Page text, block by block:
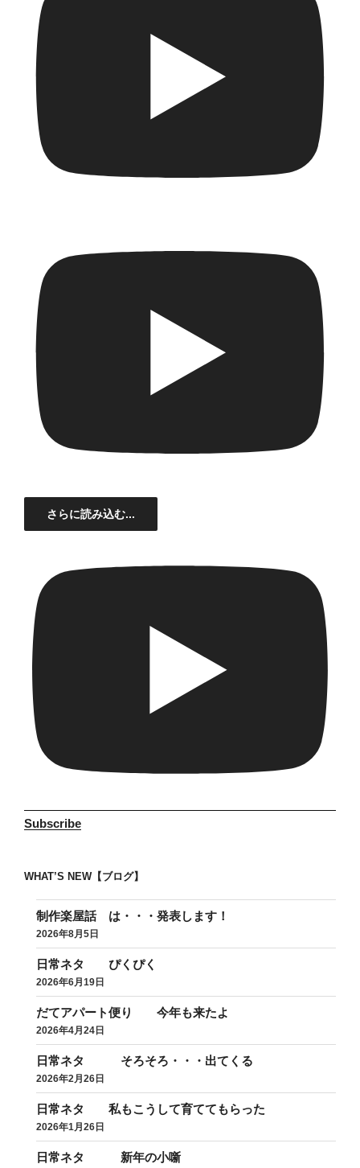
さらに読み込む...
Subscribe
WHAT’S NEW【ブログ】
制作楽屋話 は・・・発表します！
2026年8月5日
日常ネタ ぴくぴく
2026年6月19日
だてアパート便り 今年も来たよ
2026年4月24日
日常ネタ そろそろ・・・出てくる
2026年2月26日
日常ネタ 私もこうして育ててもらった
2026年1月26日
日常ネタ 新年の小噺